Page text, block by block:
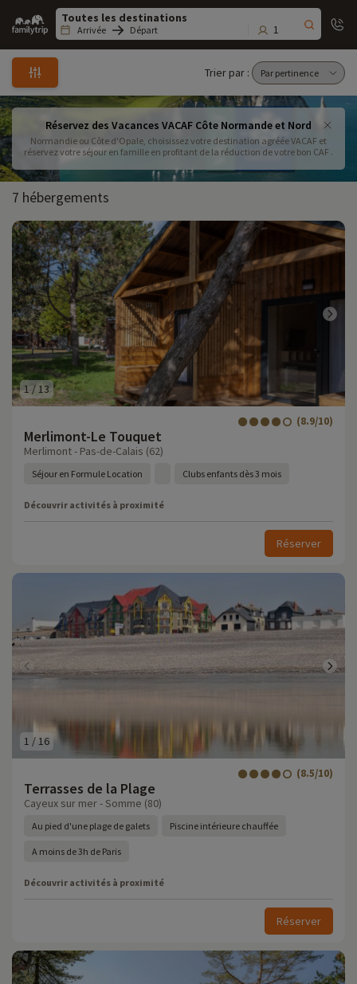
Family
trip
Arrivée Départ 1
Trier par :
Réservez des Vacances VACAF Côte Normande et Nord
Normandie ou Côte d'Opale, choisissez votre destination agréée VACAF et
réservez votre séjour en famille en profitant de la réduction de votre bon CAF .
7 hébergements
1/13
Merlimont-Le Touquet
(8.9/10)
Merlimont - Pas-de-Calais (62)
Séjour en Formule Location Clubs enfants dès 3 mois
Découvrir activités à proximité
Réserver
1 /16
Terrasses de la Plage
(8.5/10)
Cayeux sur mer - Somme (80)
Au pied d'une plage de galets Piscine intérieure chauffée
A moins de 3h de Paris
Découvrir activités à proximité
Réserver